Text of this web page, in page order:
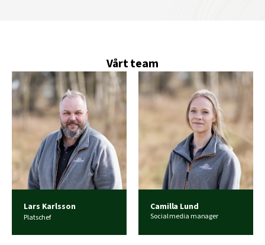
Vårt team
Lars Karlsson
Platschef
Camilla Lund
Social media manager